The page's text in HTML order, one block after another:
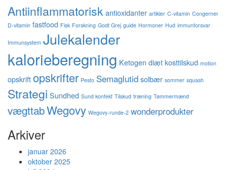
Antiinflammatoriskantioxidanter artikler C-vitamin Congerner
D-vitamin fastfood Fisk Forskning Godt Grej guide Hormoner Hud immunforsvar
Immunsystem Julekalender
kalorieberegning Ketogen diætkosttilskud motion
opskriftopskrifter Pesto Semaglutidsolbær sommer squash
Strategi Sundhed Sund konfekt Tilskud træning Tømmermænd
vægttabWegovy Wegovy-runde-2 wonderprodukter
Arkiver
januar 2026
oktober 2025